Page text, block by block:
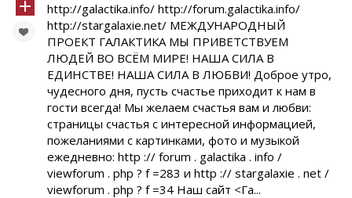
http://galactika.info/ http://forum.galactika.info/
http://stargalaxie.net/ МЕЖДУНАРОДНЫЙ
ПРОЕКТ ГАЛАКТИКА МЫ ПРИВЕТСТВУЕМ
ЛЮДЕЙ ВО ВСЁМ МИРЕ! НАША СИЛА В
ЕДИНСТВЕ! НАША СИЛА В ЛЮБВИ! Доброе утро,
чудесного дня, пусть счастье приходит к нам в
гости всегда! Мы желаем счастья вам и любви:
страницы счастья с интересной информацией,
пожеланиями с картинками, фото и музыкой
ежедневно: http :// forum . galactika . info /
viewforum . php ? f =283 и http :// stargalaxie . net /
viewforum . php ? f =34 Наш сайт <Га...